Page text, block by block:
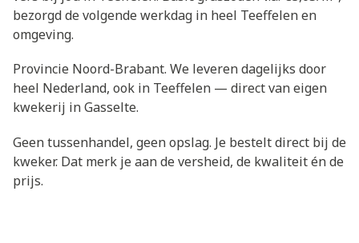
bezorgd de volgende werkdag in heel Teeffelen en
omgeving.
Provincie Noord-Brabant. We leveren dagelijks door
heel Nederland, ook in Teeffelen — direct van eigen
kwekerij in Gasselte.
Geen tussenhandel, geen opslag. Je bestelt direct bij de
kweker. Dat merk je aan de versheid, de kwaliteit én de
prijs.